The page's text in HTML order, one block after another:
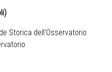
Storica dell’Osservatorio